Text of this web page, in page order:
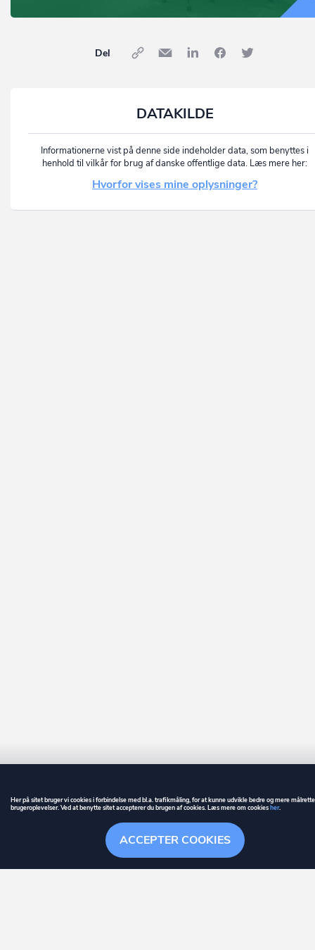
Søgehistorik Menu
Del
DATAKILDE
Informationerne vist på denne side indeholder data, som benyttes i
henhold til vilkår for brug af danske offentlige data. Læs mere her:
Hvorfor vises mine oplysninger?
GUIDE BETINGELSER
er et registreret varemærke tilhørende ownr ApS – CVR nr.: 36 40 88
ACCEPTER COOKIES
Her på sitet bruger vi cookies i forbindelse med bl.a. trafikmåling, for at kunne udvikle bedre og mere
brugeroplevelser. Ved at benytte sitet accepterer du brugen af cookies. Læs mere om cookiesher.